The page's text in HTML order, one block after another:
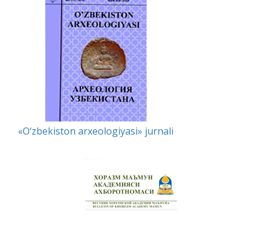
«O‘zbekiston arxeologiyasi» jurnali